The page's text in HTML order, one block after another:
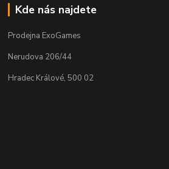
Kde nás najdete
Prodejna ExoGames
Nerudova 206/44
Hradec Králové, 500 02